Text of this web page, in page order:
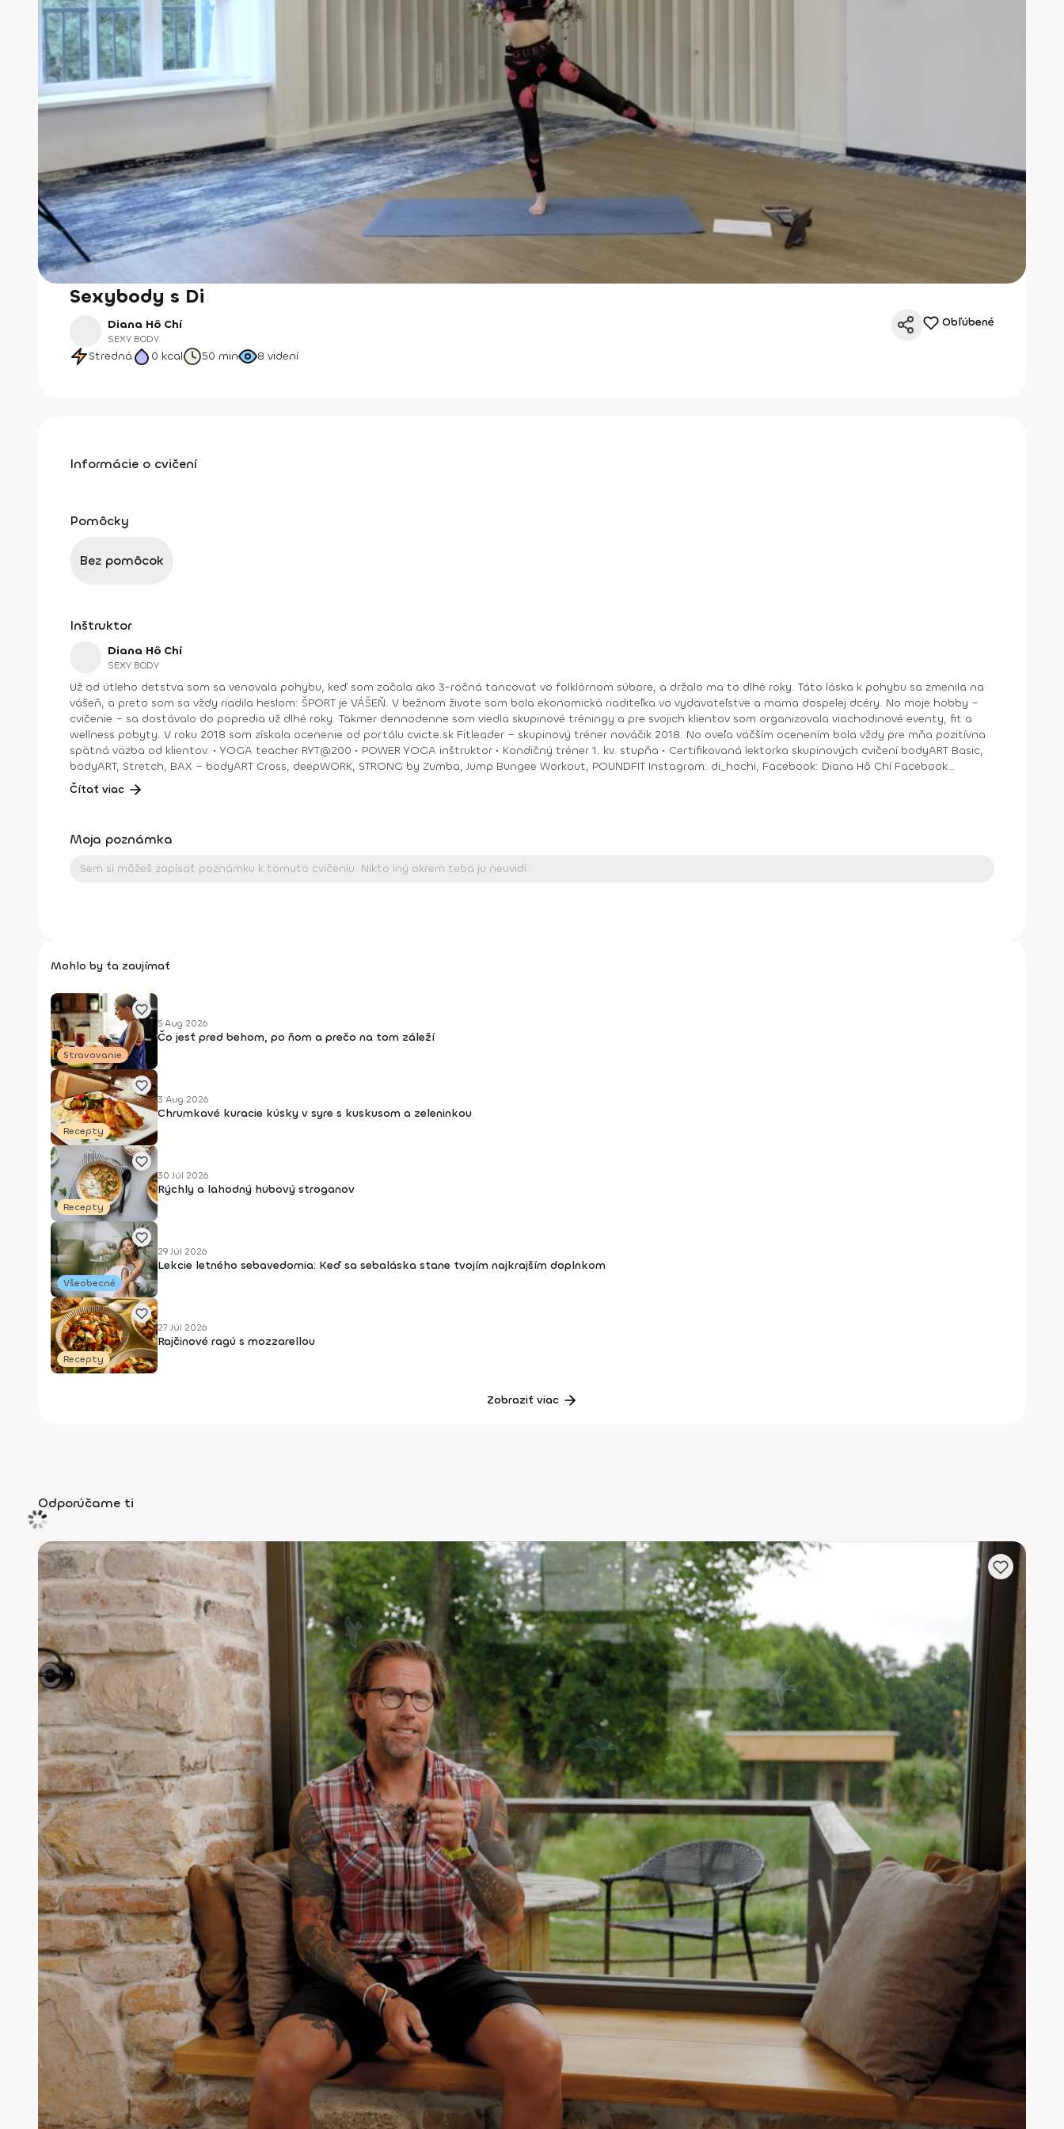
Sexybody s Di
Diana Hô Chí
SEXY BODY
Stredná 0 kcal 50 min 8 videní
Obľúbené
Informácie o cvičení
Pomôcky
Bez pomôcok
Inštruktor
Diana Hô Chí
SEXY BODY
Už od útleho detstva som sa venovala pohybu, keď som začala ako 3-ročná tancovať vo folklórnom súbore, a držalo ma to dlhé roky. Táto láska k pohybu sa zmenila na
vášeň, a preto som sa vždy riadila heslom: ŠPORT je VÁŠEŇ. V bežnom živote som bola ekonomická riaditeľka vo vydavateľstve a mama dospelej dcéry. No moje hobby –
cvičenie – sa dostávalo do popredia už dlhé roky. Takmer dennodenne som viedla skupinové tréningy a pre svojich klientov som organizovala viachodinové eventy, fit a
wellness pobyty. V roku 2018 som získala ocenenie od portálu cvicte.sk Fitleader – skupinový tréner nováčik 2018. No oveľa väčším ocenením bola vždy pre mňa pozitívna
spätná väzba od klientov. • YOGA teacher RYT@200 • POWER YOGA inštruktor • Kondičný tréner 1. kv. stupňa • Certifikovaná lektorka skupinových cvičení bodyART Basic,
bodyART, Stretch, BAX – bodyART Cross, deepWORK, STRONG by Zumba, Jump Bungee Workout, POUNDFIT Instagram: di_hochi, Facebook: Diana Hô Chí Facebook
skupina: ŠPORT je VÁŠEŇ
Čítať viac
Moja poznámka
Mohlo by ťa zaujímať
Stravovanie
5 Aug 2026
Čo jesť pred behom, po ňom a prečo na tom záleží
Recepty
3 Aug 2026
Chrumkavé kuracie kúsky v syre s kuskusom a zeleninkou
Recepty
30 Júl 2026
Rýchly a lahodný hubový stroganov
Všeobecné
29 Júl 2026
Lekcie letného sebavedomia: Keď sa sebaláska stane tvojím najkrajším doplnkom
Recepty
27 Júl 2026
Rajčinové ragú s mozzarellou
Zobraziť viac
Odporúčame ti